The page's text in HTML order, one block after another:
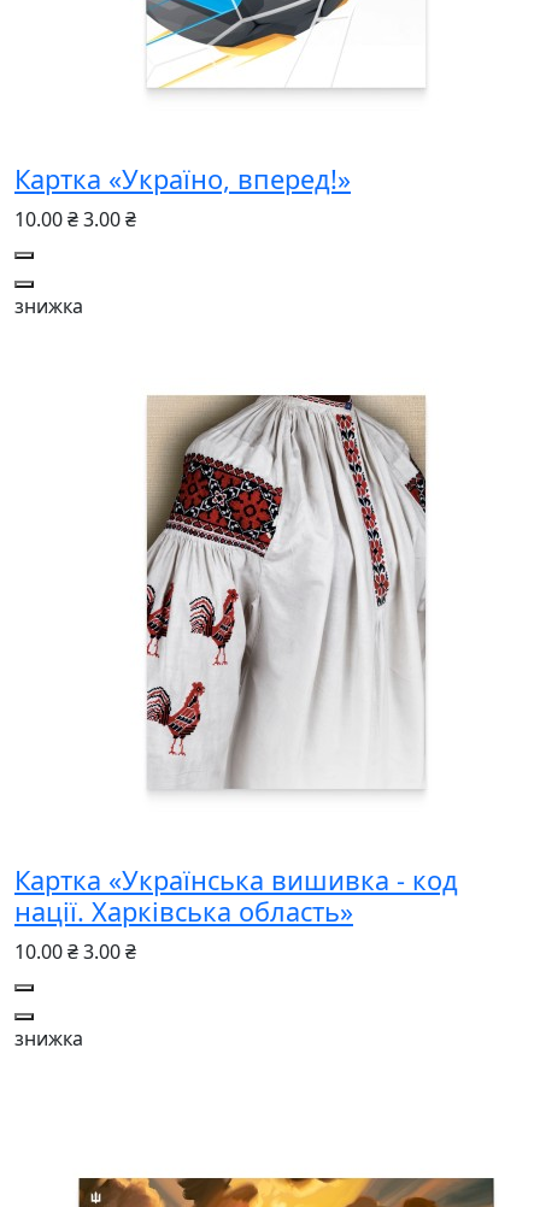
Картка «Україно, вперед!»
10.00 ₴3.00 ₴
знижка
Картка «Українська вишивка - код
нації. Харківська область»
10.00 ₴3.00 ₴
знижка